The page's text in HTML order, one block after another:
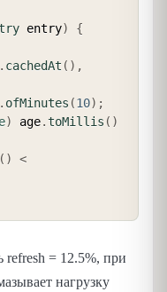
entry)
{
. cachedAt ( ) ,
. ofMinutes (10) ;
) age.toMillis ( )
( )
<
refresh = 12.5%, при
нагрузку